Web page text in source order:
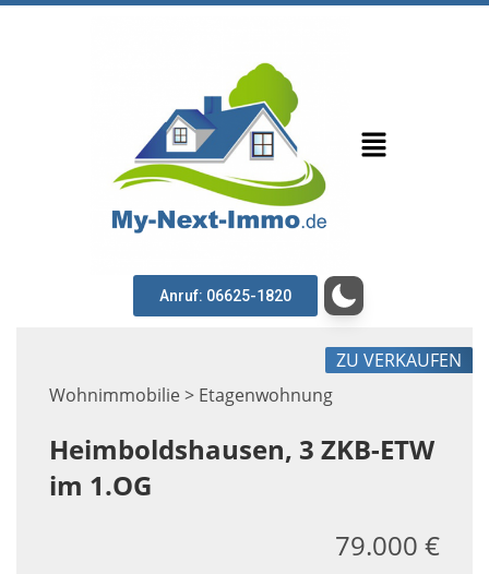
Anruf: 06625-1820
Wohnimmobilie > Etagenwohnung
ZU VERKAUFEN
Heimboldshausen, 3 ZKB-ETW
im 1.OG
79.000 €